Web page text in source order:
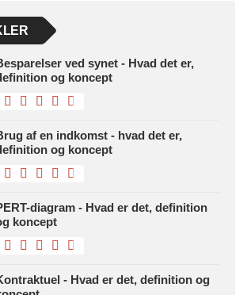
ved synet - Hvad det er,
og koncept
af en indkomst - hvad det er,
og koncept
diagram - Hvad er det, definition
koncept
- Hvad er det, definition og